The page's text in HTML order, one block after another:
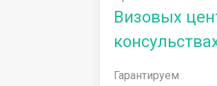
Визовых
Гарантируем